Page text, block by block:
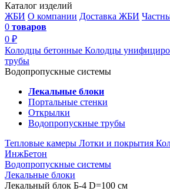
Каталог изделий
ЖБИ О компании Доставка ЖБИ
0 товаров
0 ₽
Колодцы бетонные Колодцы
трубы
Водопропускные системы
Лекальные блоки
Портальные стенки
Открылки
Водопропускные трубы
Тепловые камеры Лотки и покрытия
ИнжБетон
Водопропускные системы
Лекальные блоки
Лекальный блок Б-4 D=100 см